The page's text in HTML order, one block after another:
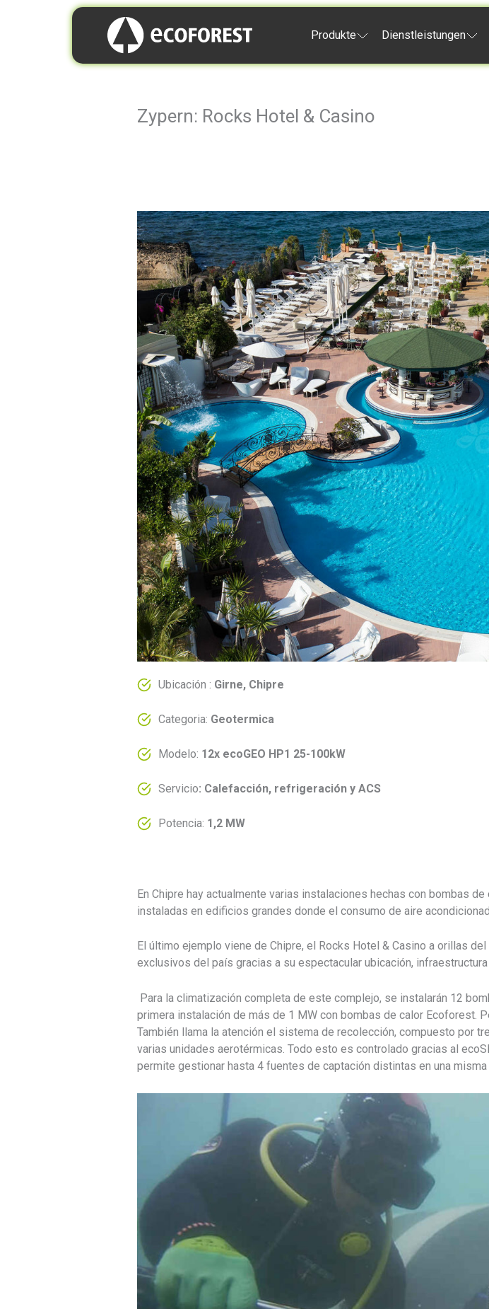
Produkte Dienstleistungen
Zypern: Rocks Hotel & Casino
Ubicación : Girne, Chipre
Categoria: Geotermica
Modelo: 12x ecoGEO HP1 25-100kW
Servicio: Calefacción, refrigeración y ACS
Potencia: 1,2 MW
En Chipre hay actualmente varias instalaciones hechas con bombas
instaladas en edificios grandes donde el consumo de aire
El último ejemplo viene de Chipre, el Rocks Hotel & Casino a orillas
exclusivos del país gracias a su espectacular ubicación,
Para la climatización completa de este complejo, se instalarán 12
primera instalación de más de 1 MW con bombas de calor Ecoforest.
También llama la atención el sistema de recolección, compuesto por
varias unidades aerotérmicas. Todo esto es controlado gracias al
permite gestionar hasta 4 fuentes de captación distintas en una misma